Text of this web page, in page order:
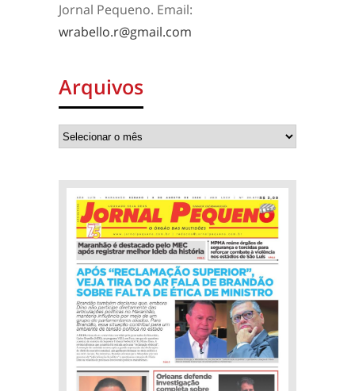
Jornal Pequeno. Email:
wrabello.r@gmail.com
Arquivos